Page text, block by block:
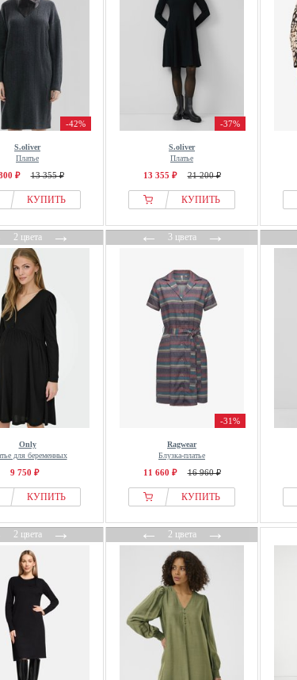
-42%
S.oliver
Платье
₽ 13 355 ₽
КУПИТЬ
-37%
S.oliver
Платье
13 355 ₽ 21 200 ₽
КУПИТЬ
2 цвета→
Only
для беременных
9 750 ₽
КУПИТЬ
←3 цвета→
-31%
Ragwear
Блузка-платье
11 660 ₽ 16 960 ₽
КУПИТЬ
2 цвета→ ←2 цвета→